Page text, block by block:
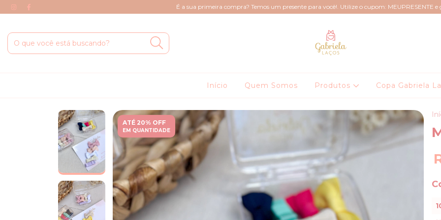
É a sua primeira compra? Temos um presente para você!. Utilize o cupom: MEUPRESENTE e
Início Quem Somos Produtos Copa Gabriela
ATÉ 20% OFF
EM QUANTIDADE